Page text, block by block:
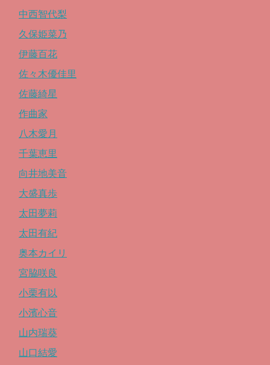
中西智代梨
久保姫菜乃
伊藤百花
佐々木優佳里
佐藤綺星
作曲家
八木愛月
千葉恵里
向井地美音
大盛真歩
太田夢莉
太田有紀
奥本カイリ
宮脇咲良
小栗有以
小濱心音
山内瑞葵
山口結愛